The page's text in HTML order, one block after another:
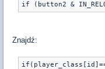
Znajdź: